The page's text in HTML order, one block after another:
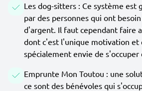
Les dog-sitters : Ce système est
par des personnes qui ont
d'argent. Il faut cependant faire
dont c'est l'unique motivation et
spécialement envie de s'occuper
Emprunte Mon Toutou : une
ce sont des bénévoles qui